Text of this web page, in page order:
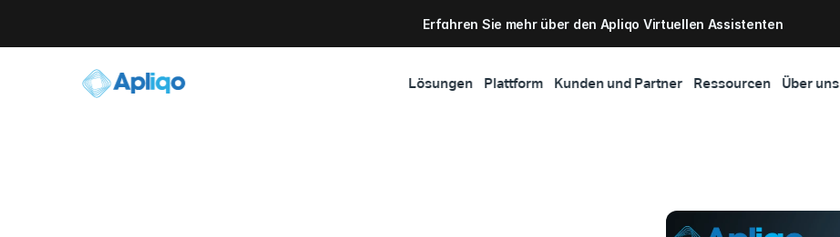
Erfahren Sie mehr über den Apliqo Virtuellen Assistenten
Lösungen Plattform Kunden und Partner Ressourcen Über uns